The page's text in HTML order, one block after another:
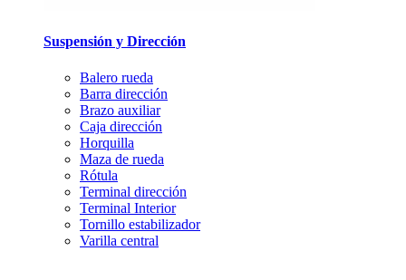
Suspensión y Dirección
Balero rueda
Barra dirección
Brazo auxiliar
Caja dirección
Horquilla
Maza de rueda
Rótula
Terminal dirección
Terminal Interior
Tornillo estabilizador
Varilla central